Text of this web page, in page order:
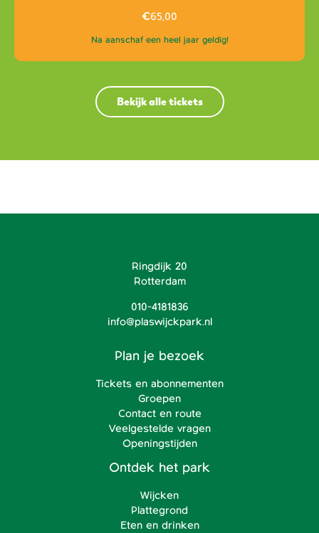
€65,00
Na aanschaf een heel jaar geldig!
Bekijk alle tickets
Ringdijk 20
Rotterdam
010-4181836
info@plaswijckpark.nl
Plan je bezoek
Tickets en abonnementen
Groepen
Contact en route
Veelgestelde vragen
Openingstijden
Ontdek het park
Wijcken
Plattegrond
Eten en drinken